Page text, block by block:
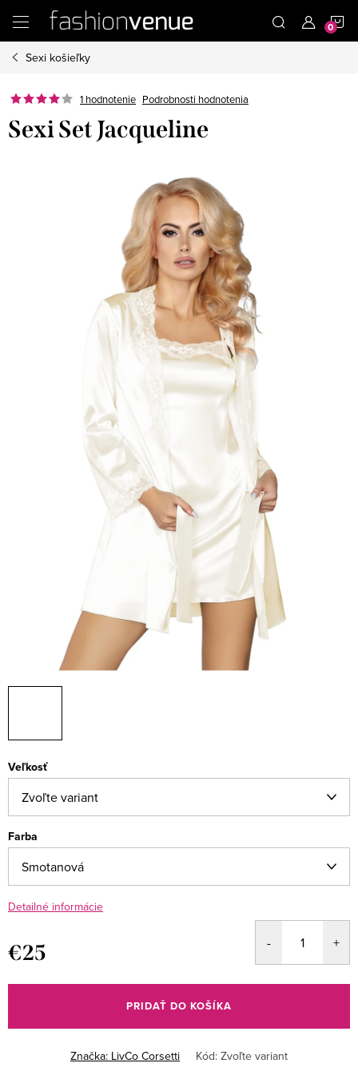
obsah
Sexi košieľky
1 hodnotenie Podrobnosti hodnotenia
Sexi Set Jacqueline
Veľkosť
Farba
Detailné informácie
€25
cena:
PRIDAŤ DO KOŠÍKA
Značka: LivCo Corsetti Kód: Zvoľte variant